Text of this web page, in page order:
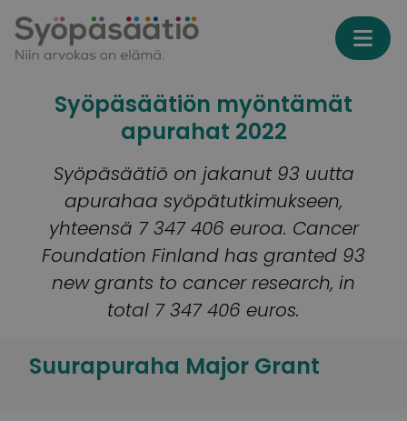
Syöpäsäätiön myöntämät
apurahat 2022
Syöpäsäätiö on jakanut 93 uutta
apurahaa syöpätutkimukseen,
yhteensä 7 347 406 euroa. Cancer
Foundation Finland has granted 93
new grants to cancer research, in
total 7 347 406 euros.
Suurapuraha Major Grant